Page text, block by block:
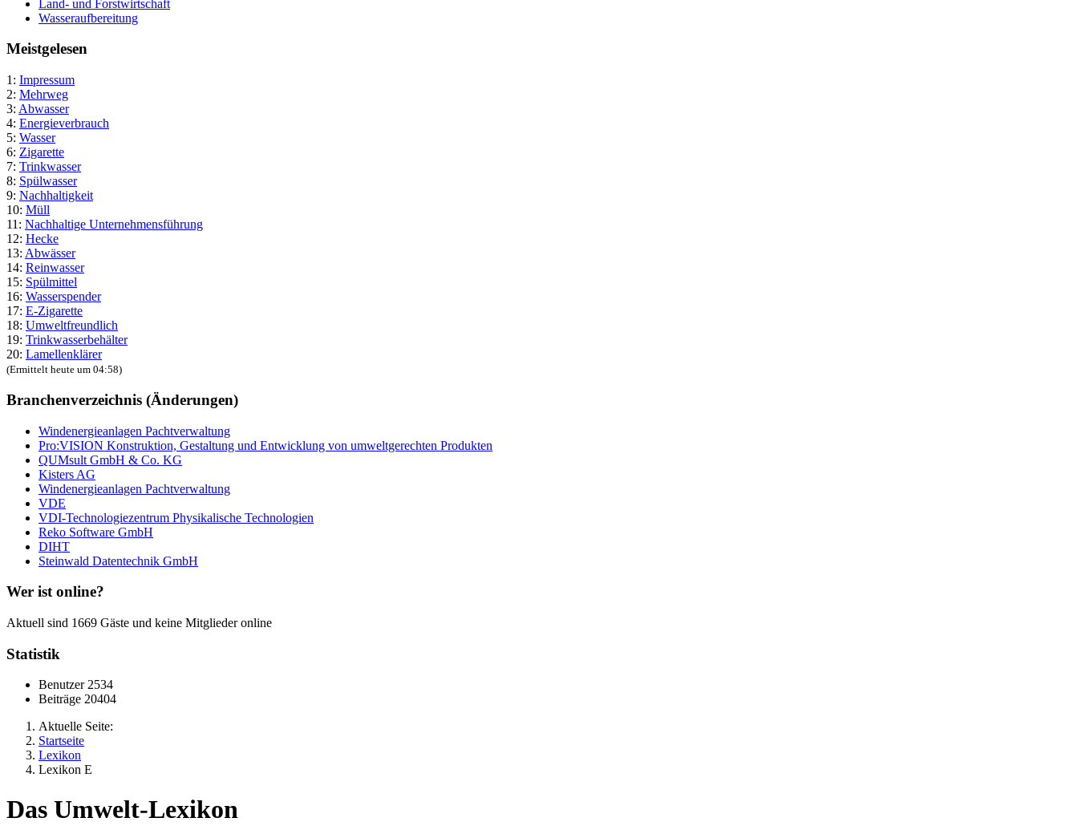
Land- und Forstwirtschaft
Wasseraufbereitung
Meistgelesen
1: Impressum
2: Mehrweg
3: Abwasser
4: Energieverbrauch
5: Wasser
6: Zigarette
7: Trinkwasser
8: Spülwasser
9: Nachhaltigkeit
10: Müll
11: Nachhaltige Unternehmensführung
12: Hecke
13: Abwässer
14: Reinwasser
15: Spülmittel
16: Wasserspender
17: E-Zigarette
18: Umweltfreundlich
19: Trinkwasserbehälter
20: Lamellenklärer
(Ermittelt heute um 04:58)
Branchenverzeichnis (Änderungen)
Windenergieanlagen Pachtverwaltung
Pro:VISION Konstruktion, Gestaltung und Entwicklung von umweltgerechten Produkten
QUMsult GmbH & Co. KG
Kisters AG
Windenergieanlagen Pachtverwaltung
VDE
VDI-Technologiezentrum Physikalische Technologien
Reko Software GmbH
DIHT
Steinwald Datentechnik GmbH
Wer ist online?
Aktuell sind 1669 Gäste und keine Mitglieder online
Statistik
Benutzer2534
Beiträge 20404
Aktuelle Seite:
Startseite
Lexikon
Lexikon E
Das Umwelt-Lexikon